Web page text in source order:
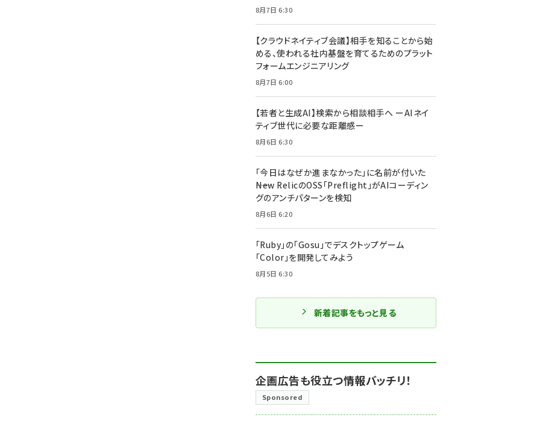
8月7日 6:30
【クラウドネイティブ会議】相手を知ることから始
める、使われる社内基盤を育てるためのプラット
フォームエンジニアリング
8月7日 6:00
【若者と生成AI】検索から相談相手へ ーAIネイ
ティブ世代に必要な距離感ー
8月6日 6:30
「今日はなぜか進まなかった」に名前が付いた
――New RelicのOSS「Preflight」がAIコーディン
グのアンチパターンを検知
8月6日 6:20
「Ruby」の「Gosu」でデスクトップゲーム
「Color」を開発してみよう
8月5日 6:30
新着記事をもっと見る
企画広告も役立つ情報バッチリ！
Sponsored